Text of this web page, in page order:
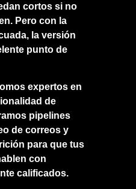
cortos si no
Pero con la
la versión
punto de
expertos en
de
pipelines
de correos y
para que tus
con
calificados.